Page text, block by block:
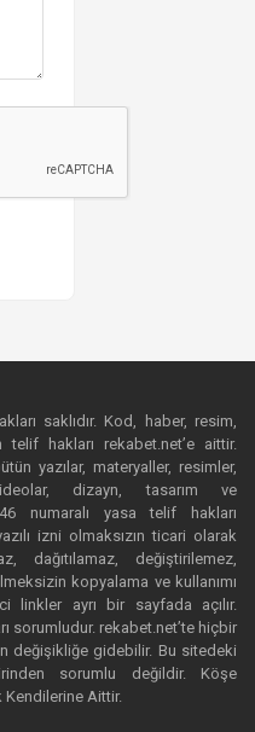
saklıdır. Kod, haber, resim,
hakları rekabet.net’e aittir.
yazılar, materyaller, resimler,
dizayn, tasarım ve
numaralı yasa telif hakları
izni olmaksızın ticari olarak
dağıtılamaz, değiştirilemez,
kopyalama ve kullanımı
linkler ayrı bir sayfada açılır.
sorumludur. rekabet.net’te hiçbir
değişikliğe gidebilir. Bu sitedeki
sorumlu değildir. Köşe
Kendilerine Aittir.